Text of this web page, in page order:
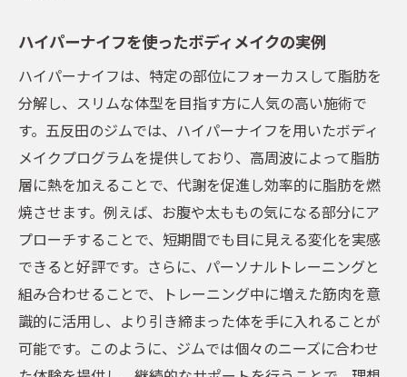
ハイパーナイフを使ったボディメイクの実例
ハイパーナイフは、特定の部位にフォーカスして脂肪を
分解し、スリムな体型を目指す方に人気の高い施術で
す。五反田のジムでは、ハイパーナイフを用いたボディ
メイクプログラムを提供しており、高周波によって脂肪
層に熱を加えることで、代謝を促進し効率的に脂肪を燃
焼させます。例えば、お腹や太ももの気になる部分にア
プローチすることで、短期間でも目に見える変化を実感
できると好評です。さらに、パーソナルトレーニングと
組み合わせることで、トレーニング中に増えた筋肉を意
識的に活用し、より引き締まった体を手に入れることが
可能です。このように、ジムでは個々のニーズに合わせ